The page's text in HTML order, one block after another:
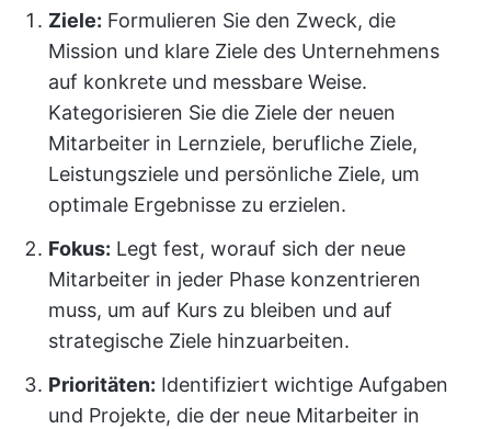
Ziele: Formulieren Sie den Zweck, die
Mission und klare Ziele des Unternehmens
auf konkrete und messbare Weise.
Kategorisieren Sie die Ziele der neuen
Mitarbeiter in Lernziele, berufliche Ziele,
Leistungsziele und persönliche Ziele, um
optimale Ergebnisse zu erzielen.
Fokus: Legt fest, worauf sich der neue
Mitarbeiter in jeder Phase konzentrieren
muss, um auf Kurs zu bleiben und auf
strategische Ziele hinzuarbeiten.
Prioritäten: Identifiziert wichtige Aufgaben
und Projekte, die der neue Mitarbeiter in